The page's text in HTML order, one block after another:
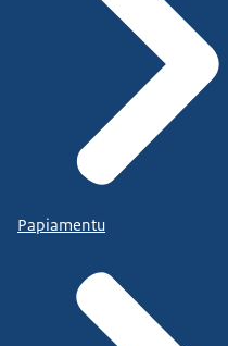
Papiamentu